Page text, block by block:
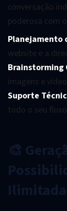
conversação
poderosa com
Planejamento
website e a
Brainstorming
imagens e
Suporte
todo o seu
🎨